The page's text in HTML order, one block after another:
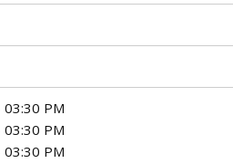
03:30 PM
03:30 PM
03:30 PM